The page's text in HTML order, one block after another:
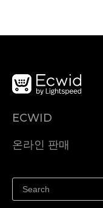
ECWID
도움말 센터
온라인 판매
페이스북에서 판매하기
인스타그램에서 판매하기